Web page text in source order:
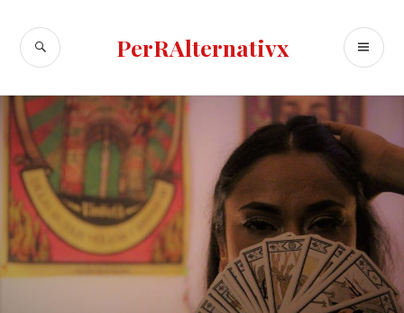
content
PerRAlternativx
SEARCH